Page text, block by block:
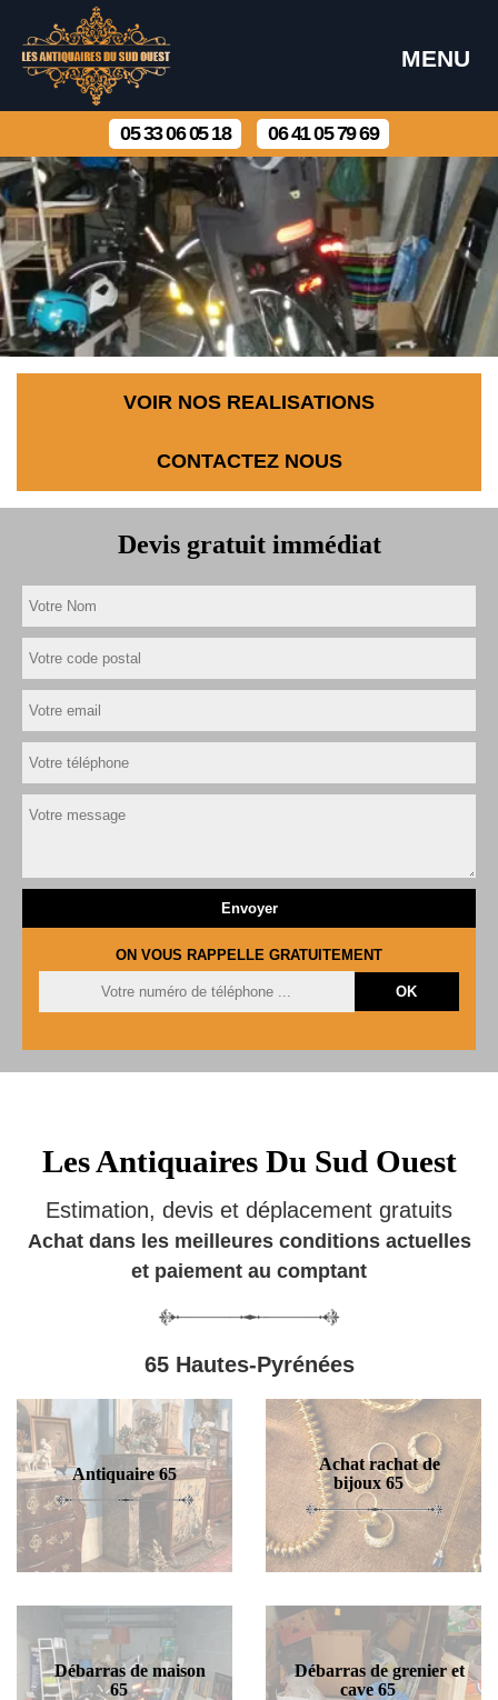
MENU
05 33 06 05 18 06 41 05 79 69
VOIR NOS REALISATIONS
CONTACTEZ NOUS
Devis gratuit immédiat
ON VOUS RAPPELLE GRATUITEMENT
Les Antiquaires Du Sud Ouest
Estimation, devis et déplacement gratuits
Achat dans les meilleures conditions actuelles
et paiement au comptant
65 Hautes-Pyrénées
Antiquaire 65
Achat rachat de
bijoux 65
Débarras de maison
65
Débarras de grenier et
cave 65